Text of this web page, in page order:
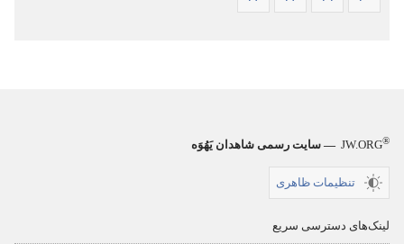
JW.ORG® — سایت رسمی شاهدان یَهُوَه
تنظیمات ظاهری
لینک‌های دسترسی سریع